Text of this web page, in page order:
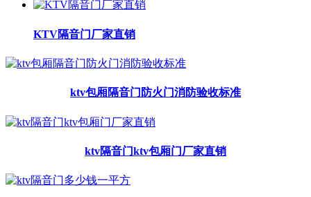
KTV隔音门厂家直销
ktv包厢隔音门防火门消防验收标准
ktv隔音门ktv包厢门厂家直销